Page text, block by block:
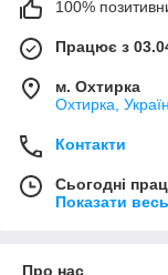
100%
Працює з
м. Охтирка
Охтирка,
Контакти
Сьогодні
Показати
Про нас